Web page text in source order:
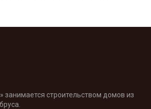
занимается строительством домов из